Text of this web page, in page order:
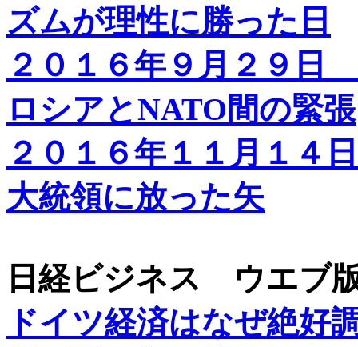
ズムが理性に勝った日
２０１６年９月２９日
ロシアとNATO間の緊張
２０１６年１１月１
大統領に放った矢
日経ビジネス ウエブ
ドイツ経済はなぜ絶